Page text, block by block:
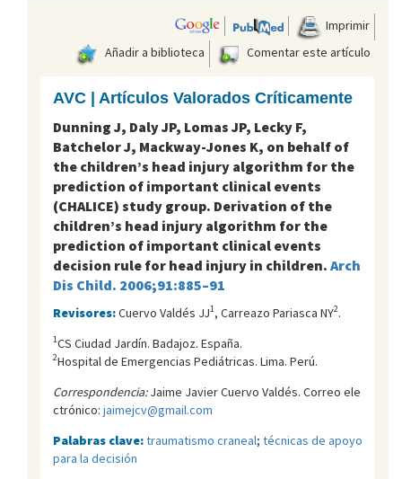
Imprimir
Añadir a biblioteca
Comentar este artículo
AVC | Artículos Valorados Críticamente
Dunning J, Daly JP, Lomas JP, Lecky F,
Batchelor J, Mackway-Jones K, on behalf of
the children’s head injury algorithm for the
prediction of important clinical events
(CHALICE) study group. Derivation of the
children’s head injury algorithm for the
prediction of important clinical events
decision rule for head injury in children. Arch
Dis Child. 2006;91:885–91
Revisores:Cuervo Valdés JJ1, Carreazo Pariasca NY2.
1CS Ciudad Jardín. Badajoz. España.
2Hospital de Emergencias Pediátricas. Lima. Perú.
Correspondencia:Jaime Javier Cuervo Valdés. Correo ele
ctrónico: jaimejcv@gmail.com
Palabras clave:traumatismo craneal; técnicas de apoyo
para la decisión